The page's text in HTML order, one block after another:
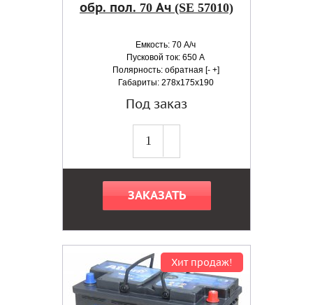
обр. пол. 70 Ач (SE 57010)
Емкость: 70 А/ч
Пусковой ток: 650 А
Полярность: обратная [- +]
Габариты: 278x175x190
Под заказ
ЗАКАЗАТЬ
Хит продаж!